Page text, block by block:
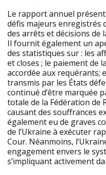
Le rapport annuel
défis majeurs enregistrés
des arrêts et décisions de
Il fournit également un
des statistiques sur : les
et closes ; le paiement de
accordée aux requérants;
transmis par les États
continué d’être marquée
totale de la Fédération de
causant des souffrances
également eu de graves
de l’Ukraine à exécuter
Cour. Néanmoins,
engagement envers le
s’impliquant activement